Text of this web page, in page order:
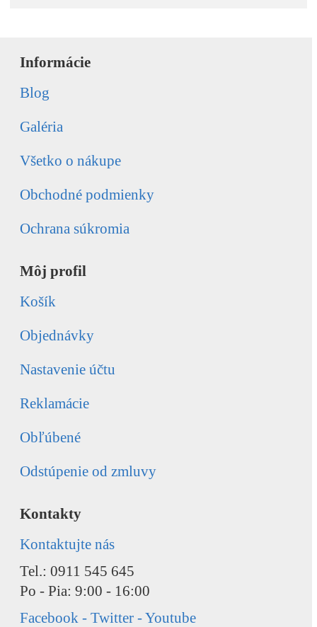
Informácie
Blog
Galéria
Všetko o nákupe
Obchodné podmienky
Ochrana súkromia
Môj profil
Košík
Objednávky
Nastavenie účtu
Reklamácie
Obľúbené
Odstúpenie od zmluvy
Kontakty
Kontaktujte nás
Tel.: 0911 545 645
Po - Pia: 9:00 - 16:00
Facebook - Twitter - Youtube